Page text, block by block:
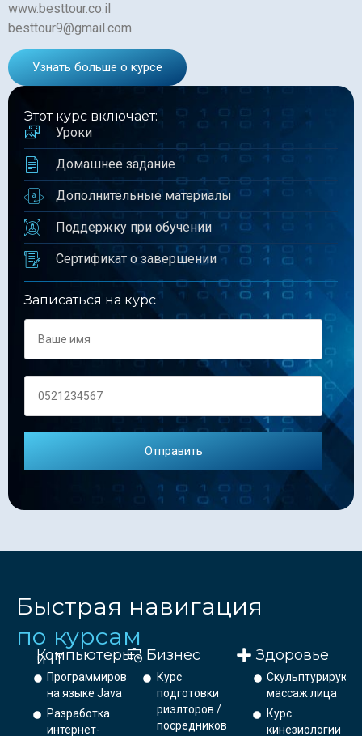
www.besttour.co.il
besttour9@gmail.com
Узнать больше о курсе
Этот курс включает:
Уроки
Домашнее задание
Дополнительные материалы
Поддержку при обучении
Сертификат о завершении
Записаться на курс
Быстрая навигация
по курсам
Компьютеры
и IT
Программирование
на языке Java
Разработка
интернет-
Бизнес
Курс
подготовки
риэлторов /
посредников
Здоровье
массаж лица
Курс
кинезиологии